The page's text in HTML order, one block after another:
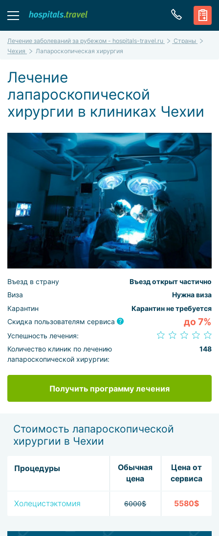
Лечение заболеваний за рубежом - hospitals-travel.ru
Страны
Чехия
Лапароскопическая хирургия
Лечение
лапароскопической
хирургии в клиниках Чехии
Въезд в страну
Въезд открыт частично
Виза
Нужна виза
Карантин
Карантин не требуется
Скидка пользователям сервиса
до 7%
Успешность лечения:
Количество клиник по лечению
лапароскопической хирургии:
148
Получить программу лечения
Стоимость лапароскопической
хирургии в Чехии
Процедуры
Обычная
цена
Цена от
сервиса
Холецистэктомия 6000$ 5580$